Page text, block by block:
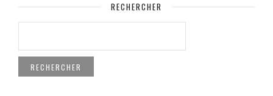
RECHERCHER